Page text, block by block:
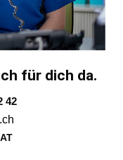
für dich da.
42